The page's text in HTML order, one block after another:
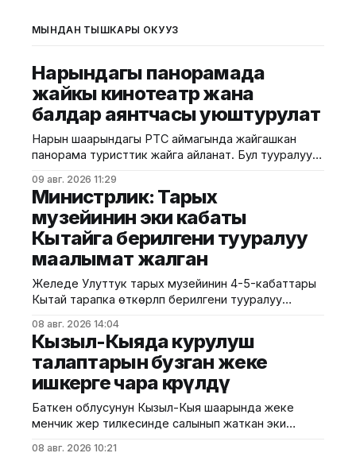
МЫНДАН ТЫШКАРЫ ОКУҢУЗ
Нарындагы панорамада
жайкы кинотеатр жана
балдар аянтчасы уюштурулат
Нарын шаарындагы РТС аймагында жайгашкан
панорама туристтик жайга айланат. Бул тууралуу
ылайык, Нарындын мэри Жылдызбек Беккелдиев
"Сапат курулуш" ЖЧКсынын жетекчиси Валихан
Жолбулаков менен жолугушуп, алдыдагы иштерди
талкуулады. Долбоор сынак шартында жеке
ишкерге пайдаланууга берилип, аймакта жайкы
кинотеатр, сүрөт бурчу, балдар үчүн оюн аянтчасы
жана
09 авг. 2026 11:29
Министрлик: Тарых
музейинин эки кабаты
Кытайга берилгени тууралуу
маалымат жалган
Желеде Улуттук тарых музейинин 4-5-кабаттары
Кытай тарапка өткөрүлүп берилгени тууралуу
Маданият, маалымат жана жаштар саясаты
министрлиги билдирди. Министрликтин
маалыматына караганда, музейдин эч бир бөлүгү чет
өлкөлүк мекемелерге менчикке, ижарага же
туруктуу пайдаланууга берилген эмес.
Белгилегендей, “Гармония сулуулукту жаратат:
Байыркы Кытай цивилизациясынын көркөм өнөр
08 авг. 2026 14:04
Кызыл-Кыяда курулуш
талаптарын бузган жеке
ишкерге чара көрүлдү
Баткен облусунун Кызыл-Кыя шаарында жеке
менчик жер тилкесинде салынып жаткан эки
08 авг. 2026 10:21